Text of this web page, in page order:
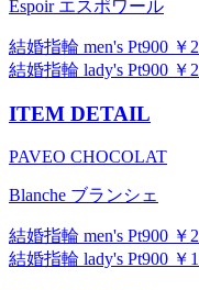
Espoir エスポワール
結婚指輪 men's Pt900 ￥
結婚指輪 lady's Pt900 ￥
ITEM DETAIL
PAVEO CHOCOLAT
Blanche ブランシェ
結婚指輪 men's Pt900 ￥
結婚指輪 lady's Pt900 ￥